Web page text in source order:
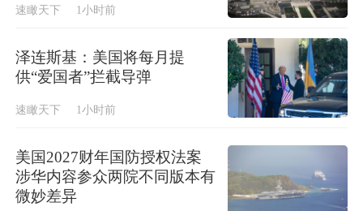
速瞰天下 1小时前
泽连斯基：美国将每月提
供“爱国者”拦截导弹
速瞰天下 1小时前
美国2027财年国防授权法案
涉华内容参众两院不同版本有
微妙差异